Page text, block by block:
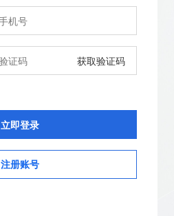
获取验证码
注册账号